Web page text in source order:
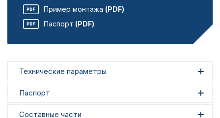
Пример монтажа (PDF)
Паспорт (PDF)
Технические параметры
Паспорт
Составные части